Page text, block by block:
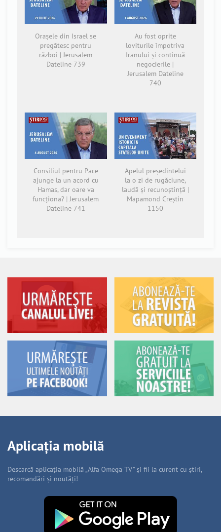
Orașele din Israel se
pregătesc pentru
război | Jerusalem
Dateline 739
Au fost oprite
loviturile împotriva
Iranului și continuă
negocierile |
Jerusalem Dateline
740
Consiliul pentru Pace
ajunge la un acord cu
Hamas, dar oare va
funcționa? | Jerusalem
Dateline 741
Apelul președintelui
la o zi de rugăciune,
laudă și recunoștință |
Mapamond Creștin
1150
Aplicația mobilă
Descarcă aplicația mobilă „Alfa Omega TV” și fii la curent cu știri,
recomandări și noutăți!